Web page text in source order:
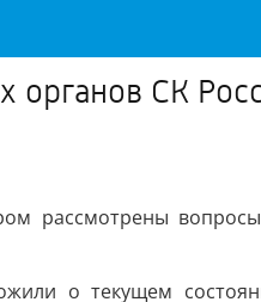
органов СК
рассмотрены
о текущем